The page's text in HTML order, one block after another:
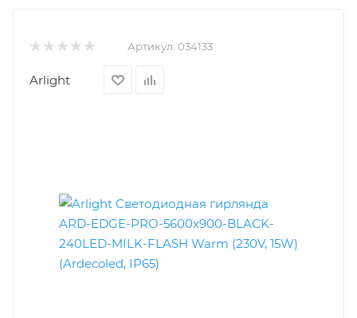
Артикул: 034133
Arlight